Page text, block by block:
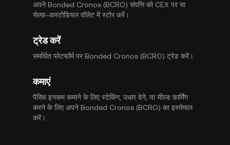
अपने Bonded Cronos (BCRO) संपत्ति को CEX पर या
सेल्फ़-कस्टोडियल वॉलेट में स्टोर करें।
ट्रेड करें
समर्थित प्लेटफॉर्म पर Bonded Cronos (BCRO) ट्रेड करें।
कमाएं
पैसिव इनकम कमाने के लिए स्टेकिंग, उधार देने, या यील्ड फ़ार्मिंग
करने के लिए अपने Bonded Cronos (BCRO) का इस्तेमाल
करें।